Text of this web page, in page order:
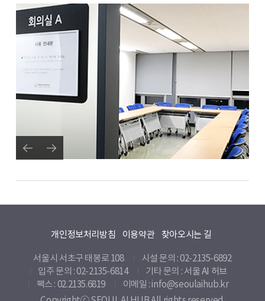
개인정보처리방침 이용약관 찾아오시는 길
서울시 서초구 태봉로 108
시설 문의 : 02-2135-6892
입주 문의 : 02-2135-6814
기타 문의 :서울 AI 허브
팩스 : 02.2135.6819
이메일 : info@seoulaihub.kr